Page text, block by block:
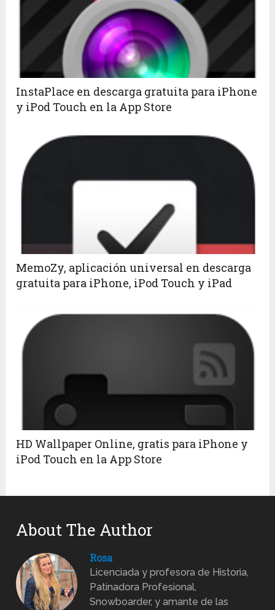
InstaPlace en descarga gratuita para iPhone
y iPod Touch en la App Store
MemoZy, aplicación universal en descarga
gratuita para iPhone, iPod Touch y iPad
HD Wallpaper Online, gratis para iPhone y
iPod Touch en la App Store
About The Author
Rosa
Licenciada y profesora de Historia,
Patinadora Profesional,
Snowboarder, y amante de las